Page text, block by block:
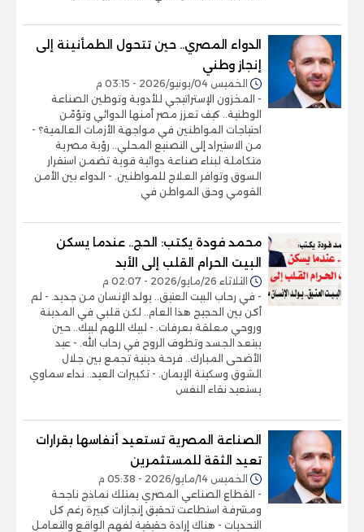
الدواء المصري.. حين تتحول الطمأنينة إلى
إنجاز وطني
الخميس 04/يونيو/2026 - 03:15 م
- المخزون الإستراتيجي للأدوية وتوطين الصناعة
الوطنية.. كيف تعزز مصر أمنها الدوائي وتؤمّن
احتياجات المواطنين في مواجهة الأزمات العالمية؟ -
من الاستيراد إلى التصنيع المحلي.. رؤية مصرية
متكاملة لبناء صناعة دوائية قوية تضمن استقرار
السوق وتوافر العلاج للمواطنين. - الدواء بين الأمن
القومي وحق المواطن في
محمد فودة يكتب: الحج.. عندما يسكن
البيت الحرام القلب إلى الأبد
الثلاثاء 26/مايو/2026 - 02:07 م
- في رحاب البيت العتيق.. يولد الإنسان من جديد. - لم
أكن بين الحجيج هذا العام.. لكن قلبي في المدينة
وروحي معلقة بعرفات. - لبيك اللهم لبيك.. حين
يبتعد الجسد وتطوف الروح في رحاب الله. - عيد
الأضحى المبارك.. فرحة دينية تجمع بين جلال
الشوق وسكينة الإيمان. - تكبيرات العيد.. نداء سماوي
يستعيد نقاء النفس
الصناعة المصرية تستعيد أنفاسها بقرارات
تعيد الثقة للمستثمرين
الخميس 14/مايو/2026 - 05:38 م
- القطاع الصناعي المصري يمتلك نماذج ناجحة
ومشرفة استطاعت تحقيق إنجازات كبيرة رغم كل
التحديات - هناك إرادة حقيقية لفهم الواقع والتعامل